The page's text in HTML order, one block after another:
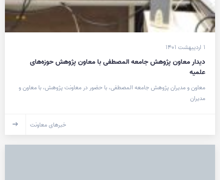
۱ اردیبهشت ۱۴۰۱
دیدار معاون پژوهش جامعه المصطفی با معاون پژوهش حوزه‌های
علمیه
معاون و مدیران پژوهش جامعه المصطفی، با حضور در معاونت پژوهش، با معاون و
مدیران
خبرهای معاونت